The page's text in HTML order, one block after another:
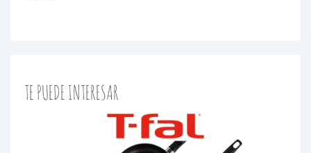
TE PUEDE INTERESAR